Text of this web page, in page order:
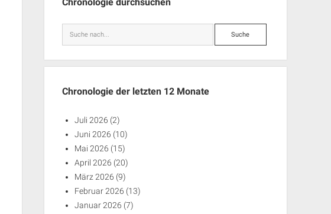
Suche
Chronologie der letzten 12 Monate
Juli 2026 (2)
Juni 2026 (10)
Mai 2026 (15)
April 2026 (20)
März 2026 (9)
Februar 2026 (13)
Januar 2026 (7)